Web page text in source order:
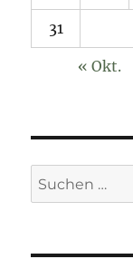
31
« Okt.
Suchen
nach: